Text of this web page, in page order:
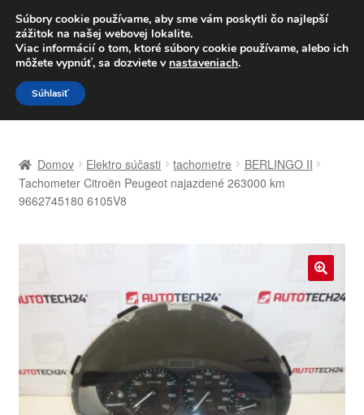
DOPRAVA od 6 EUR
Po–Pi 09:00–16:00 233 221 276
Preskočiť
na
navigáciu
Preskočiť
na
obsah
Celosvetová preprava
Košík
O nás
Domov Elektro súčasti tachometre
BERLINGO II
Tachometer Citroën Peugeot najazdené 263000 km
9662745180 6105V8
🔍
Súbory cookie používame, aby sme vám poskytli čo najlepší
zážitok na našej webovej lokalite.
Viac informácií o tom, ktoré súbory cookie používame, alebo ich
môžete vypnúť, sa dozviete v nastaveniach.
Súhlasiť